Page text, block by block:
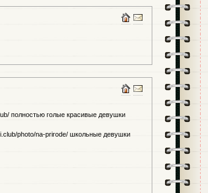
полностью голые красивые девушки
photo/na-prirode/ школьные девушки